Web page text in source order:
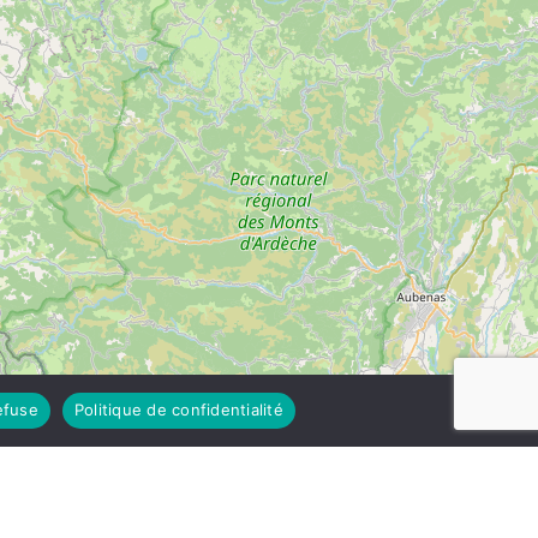
Politique de confidentialité